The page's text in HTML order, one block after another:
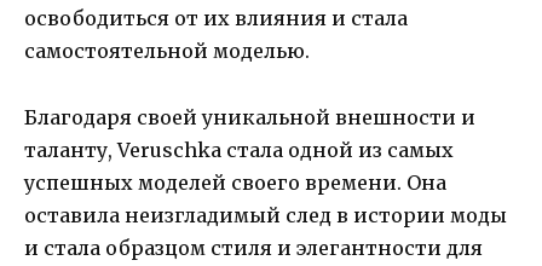
освободиться от их влияния и стала
самостоятельной моделью.
Благодаря своей уникальной внешности и
таланту, Veruschka стала одной из самых
успешных моделей своего времени. Она
оставила неизгладимый след в истории моды
и стала образцом стиля и элегантности для